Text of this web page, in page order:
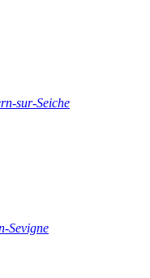
sur-Seiche
Sevigne